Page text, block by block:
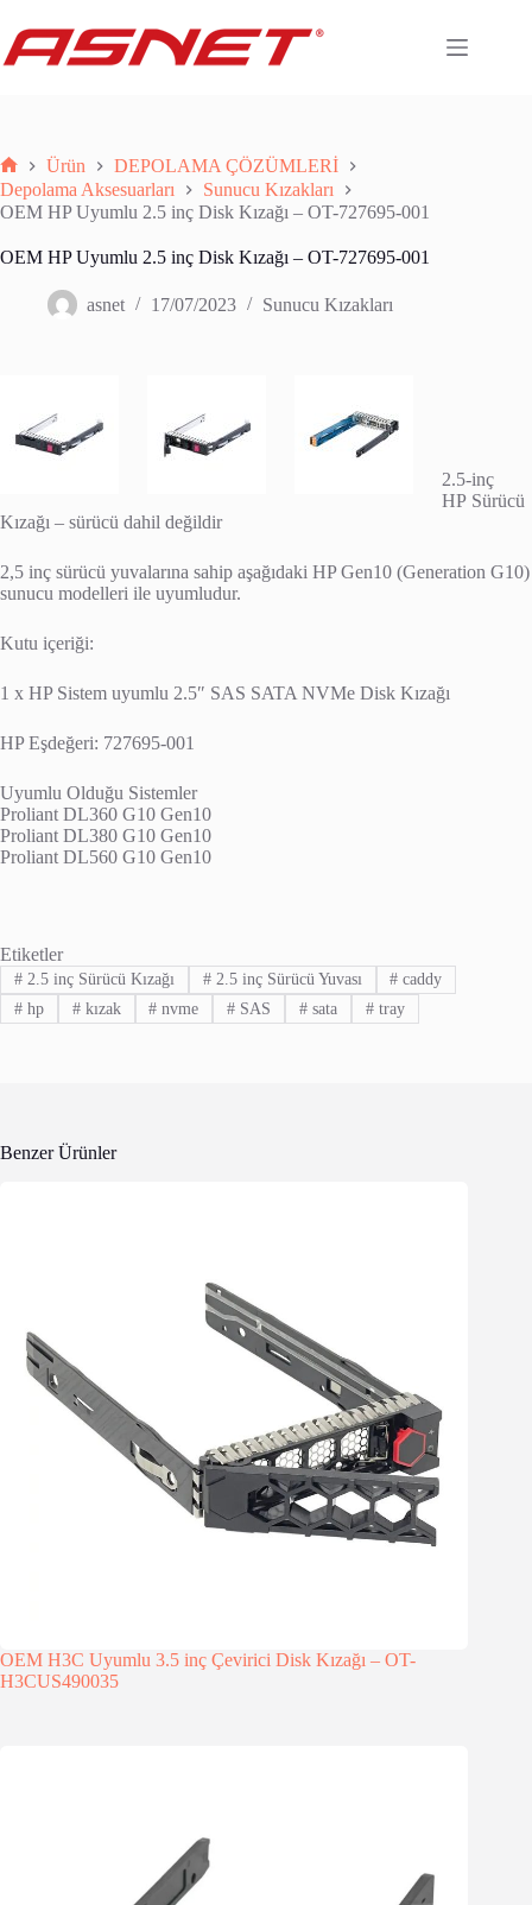
content
Anasayfa
Ürün
DEPOLAMA ÇÖZÜMLERİ
Depolama Aksesuarları
Sunucu Kızakları
OEM HP Uyumlu 2.5 inç Disk Kızağı – OT-727695-001
OEM HP Uyumlu 2.5 inç Disk Kızağı – OT-727695-001
asnet 17/07/2023 Sunucu Kızakları
2.5-inç
HP Sürücü
Kızağı – sürücü dahil değildir
2,5 inç sürücü yuvalarına sahip aşağıdaki HP Gen10 (Generation G10)
sunucu modelleri ile uyumludur.
Kutu içeriği:
1 x HP Sistem uyumlu 2.5″ SAS SATA NVMe Disk Kızağı
HP Eşdeğeri: 727695-001
Uyumlu Olduğu Sistemler
Proliant DL360 G10 Gen10
Proliant DL380 G10 Gen10
Proliant DL560 G10 Gen10
Etiketler
#2.5 inç Sürücü Kızağı #2.5 inç Sürücü Yuvası # caddy
#hp #kızak # nvme # SAS # sata #tray
Benzer Ürünler
OEM H3C Uyumlu 3.5 inç Çevirici Disk Kızağı – OT-
H3CUS490035